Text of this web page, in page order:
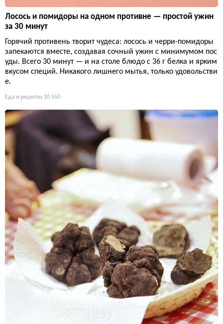
Лосось и помидоры на одном противне — простой ужин
за 30 минут
Горячий противень творит чудеса: лосось и черри-помидоры
запекаются вместе, создавая сочный ужин с минимумом пос
уды. Всего 30 минут — и на столе блюдо с 36 г белка и ярким
вкусом специй. Никакого лишнего мытья, только удовольстви
е.
Еда и рецепты 10 550